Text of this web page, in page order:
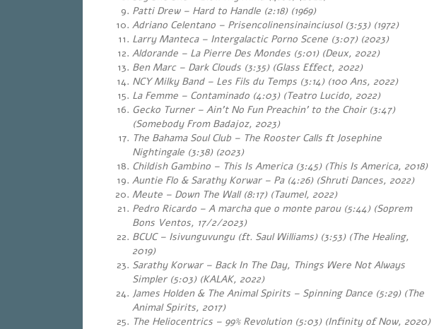
Patti Drew – Hard to Handle (2:18) (1969)
Adriano Celentano – Prisencolinensinainciusol (3:53) (1972)
Larry Manteca – Intergalactic Porno Scene (3:07) (2023)
Aldorande – La Pierre Des Mondes (5:01) (Deux, 2022)
Ben Marc – Dark Clouds (3:35) (Glass Effect, 2022)
NCY Milky Band – Les Fils du Temps (3:14) (100 Ans, 2022)
La Femme – Contaminado (4:03) (Teatro Lucido, 2022)
Gecko Turner – Ain’t No Fun Preachin’ to the Choir (3:47)
(Somebody From Badajoz, 2023)
The Bahama Soul Club – The Rooster Calls ft Josephine
Nightingale (3:38) (2023)
Childish Gambino – This Is America (3:45) (This Is America, 2018)
Auntie Flo & Sarathy Korwar – Pa (4:26) (Shruti Dances, 2022)
Meute – Down The Wall (8:17) (Taumel, 2022)
Pedro Ricardo – A marcha que o monte parou (5:44) (Soprem
Bons Ventos, 17/2/2023)
BCUC – Isivunguvungu (ft. Saul Williams) (3:53) (The Healing,
2019)
Sarathy Korwar – Back In The Day, Things Were Not Always
Simpler (5:03) (KALAK, 2022)
James Holden & The Animal Spirits – Spinning Dance (5:29) (The
Animal Spirits, 2017)
The Heliocentrics – 99% Revolution (5:03) (Infinity of Now, 2020)